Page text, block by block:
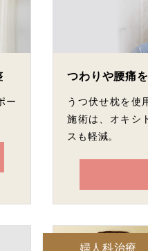
ー
つわりや腰痛
うつ伏せ枕を使
施術は、オキシ
スも軽減。
婦人科治療